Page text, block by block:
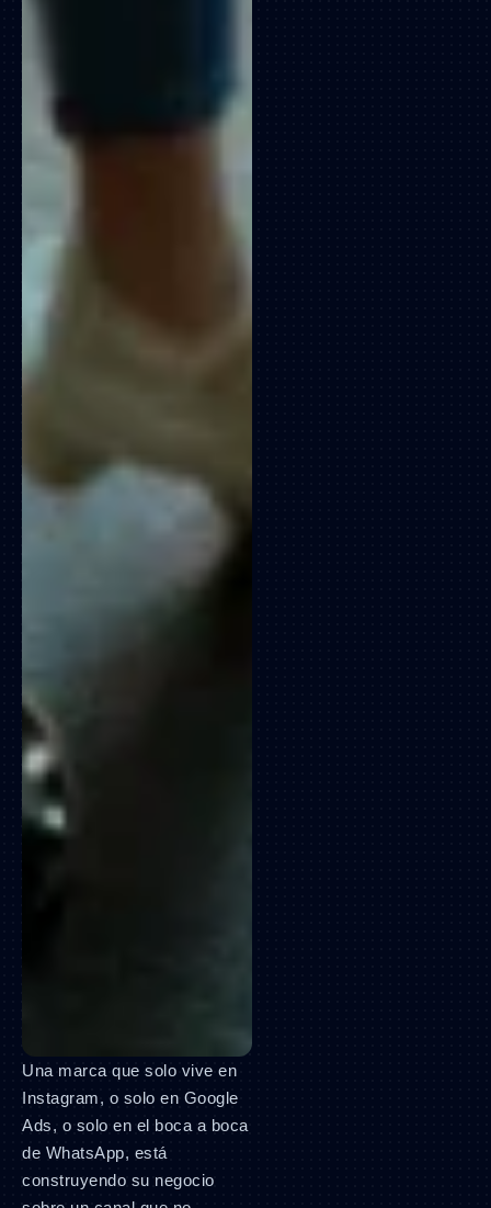
Una marca que solo vive en
Instagram, o solo en Google
Ads, o solo en el boca a boca
de WhatsApp, está
construyendo su negocio